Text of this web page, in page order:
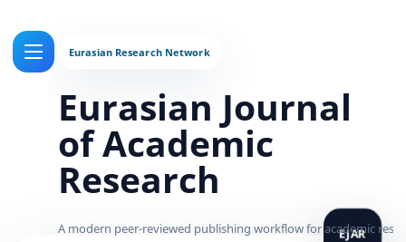
Eurasian Journal
of Academic
Research